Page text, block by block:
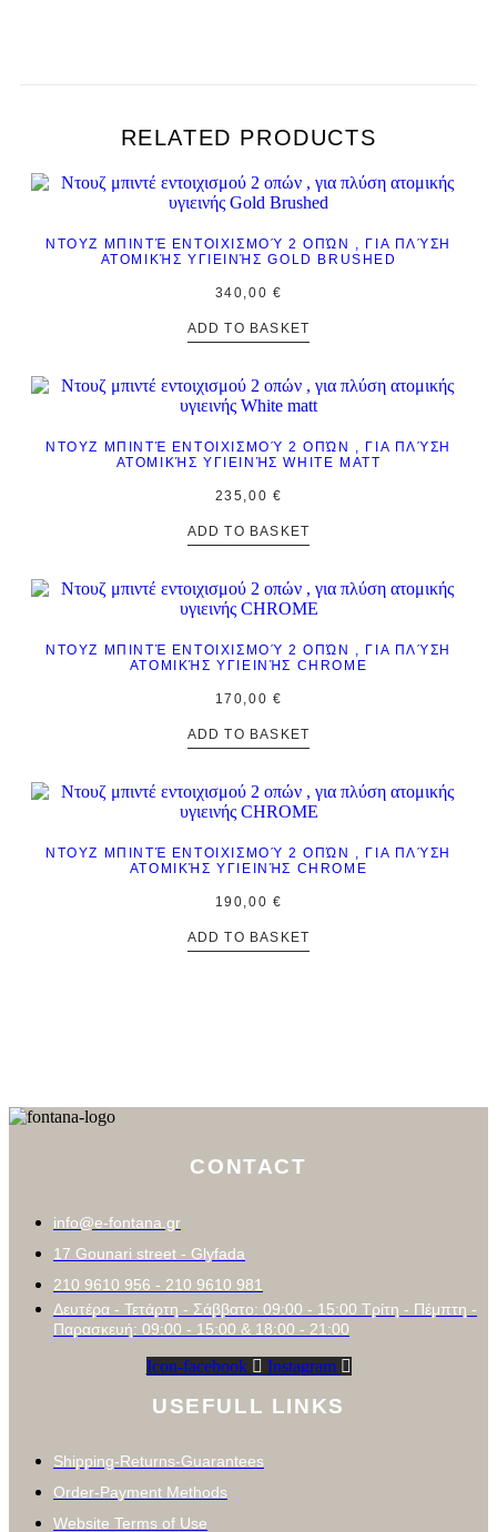
RELATED PRODUCTS
ΝΤΟΥΖ ΜΠΙΝΤΈ ΕΝΤΟΙΧΙΣΜΟΎ 2 ΟΠΏΝ , ΓΙΑ ΠΛΎΣΗ
ΑΤΟΜΙΚΉΣ ΥΓΙΕΙΝΉΣ GOLD BRUSHED
340,00 €
ADD TO BASKET
ΝΤΟΥΖ ΜΠΙΝΤΈ ΕΝΤΟΙΧΙΣΜΟΎ 2 ΟΠΏΝ , ΓΙΑ ΠΛΎΣΗ
ΑΤΟΜΙΚΉΣ ΥΓΙΕΙΝΉΣ WHITE MATT
235,00 €
ADD TO BASKET
ΝΤΟΥΖ ΜΠΙΝΤΈ ΕΝΤΟΙΧΙΣΜΟΎ 2 ΟΠΏΝ , ΓΙΑ ΠΛΎΣΗ
ΑΤΟΜΙΚΉΣ ΥΓΙΕΙΝΉΣ CHROME
170,00 €
ADD TO BASKET
ΝΤΟΥΖ ΜΠΙΝΤΈ ΕΝΤΟΙΧΙΣΜΟΎ 2 ΟΠΏΝ , ΓΙΑ ΠΛΎΣΗ
ΑΤΟΜΙΚΉΣ ΥΓΙΕΙΝΉΣ CHROME
190,00 €
ADD TO BASKET
CONTACT
info@e-fontana.gr
17 Gounari street - Glyfada
210 9610 956 - 210 9610 981
Δευτέρα - Τετάρτη - Σάββατο: 09:00 - 15:00 Τρίτη - Πέμπτη -
Παρασκευή: 09:00 - 15:00 & 18:00 - 21:00
Icon-facebook Instagram
USEFULL LINKS
Shipping-Returns-Guarantees
Order-Payment Methods
Website Terms of Use